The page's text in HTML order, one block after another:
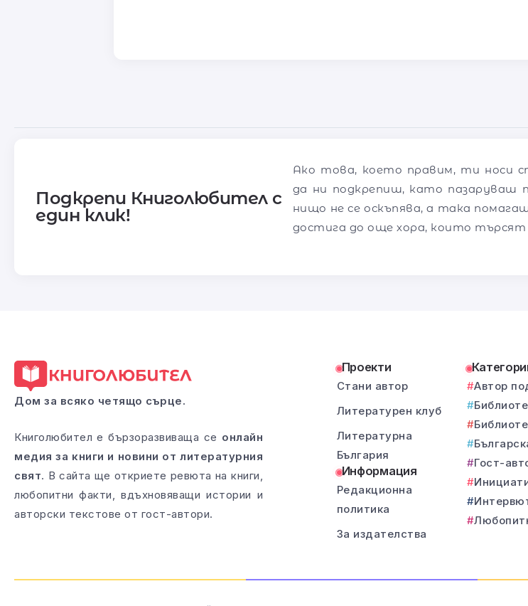
Подкрепи Книголюбител с
един клик!
Ако това, което правим, ти носи
да ни подкрепиш, като пазаруваш
нищо не се оскъпява, а така
достига до още хора, които търсят
Дом за всяко четящо сърце.
Книголюбител е бързоразвиваща се онлайн
медия за книги и новини от литературния
свят. В сайта ще откриете ревюта на книги,
любопитни факти, вдъхновяващи истории и
авторски текстове от гост-автори.
Проекти
Стани автор
Литературен клуб
Литературна
България
Информация
Редакционна
политика
За издателства
Автор
Гост-